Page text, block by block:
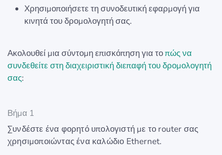
Χρησιμοποιήσετε τη συνοδευτική εφαρμογή για
κινητά του δρομολογητή σας.
Ακολουθεί μια σύντομη επισκόπηση για τοπώς να
συνδεθείτε στη διαχειριστική διεπαφή του δρομολογητή
σας:
Βήμα 1
Συνδέστε ένα φορητό υπολογιστή με το router σας
χρησιμοποιώντας ένα καλώδιο Ethernet.